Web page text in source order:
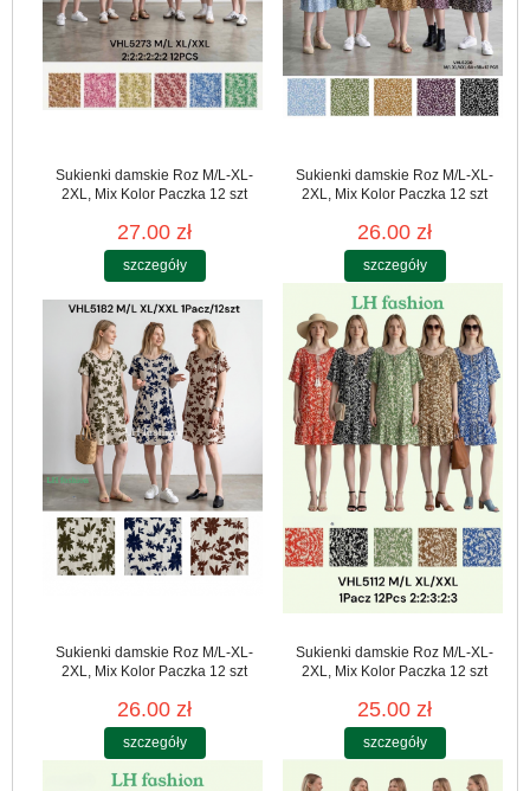
Sukienki damskie Roz M/L-XL-
2XL, Mix Kolor Paczka 12 szt
27.00 zł
szczegóły
Sukienki damskie Roz M/L-XL-
2XL, Mix Kolor Paczka 12 szt
26.00 zł
szczegóły
Sukienki damskie Roz M/L-XL-
2XL, Mix Kolor Paczka 12 szt
26.00 zł
szczegóły
Sukienki damskie Roz M/L-XL-
2XL, Mix Kolor Paczka 12 szt
25.00 zł
szczegóły